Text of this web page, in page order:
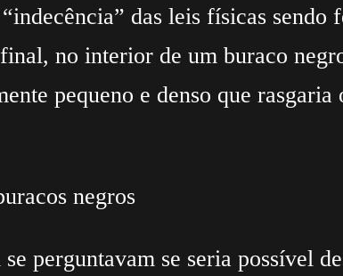
das leis físicas sendo
no interior de um buraco
pequeno e denso que
negros
perguntavam se seria possível